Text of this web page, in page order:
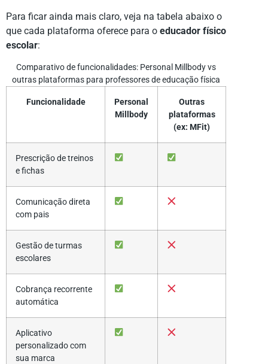
Para ficar ainda mais claro, veja na tabela abaixo o
que cada plataforma oferece para o educador físico
escolar:
Comparativo de funcionalidades: Personal Millbody vs
outras plataformas para professores de educação física
Funcionalidade
Personal
Millbody
Outras
plataformas
(ex: MFit)
Prescrição de treinos
e fichas
Comunicação direta
com pais
Gestão de turmas
escolares
Cobrança recorrente
automática
Aplicativo
personalizado com
sua marca